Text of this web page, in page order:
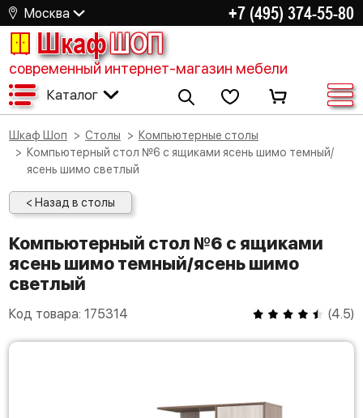
Москва +7 (495) 374-55-80
ШкафШОП
современный интернет-магазин мебели
Каталог
Шкаф Шоп Столы
Компьютерные столы
Компьютерный стол №6 с ящиками ясень шимо темный/
ясень шимо светлый
< Назад в столы
Компьютерный стол №6 с ящиками
ясень шимо темный/ясень шимо
светлый
Код товара: 175314 (4.5)